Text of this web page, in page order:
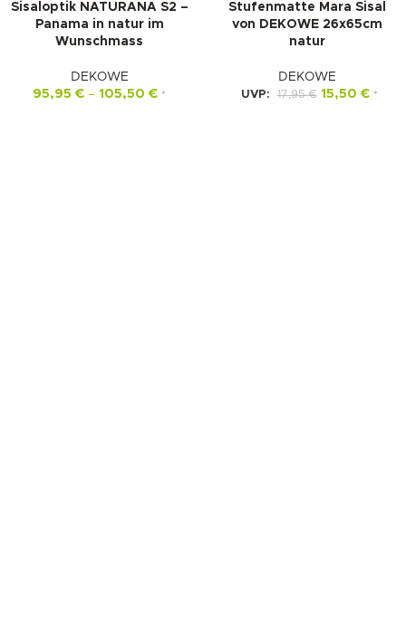
Sisaloptik NATURANA S2 –
Panama in natur im
Wunschmass
DEKOWE
95,95 € – 105,50 € *
Stufenmatte Mara Sisal
von DEKOWE 26x65cm
natur
DEKOWE
UVP: 17,95€ 15,50 € *